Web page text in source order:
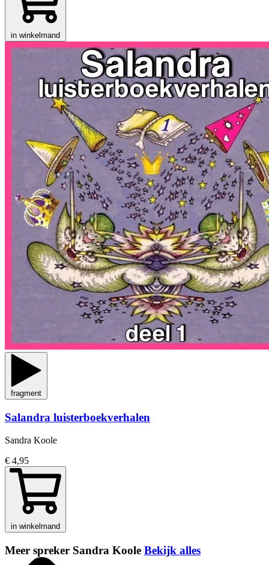
in winkelmand
fragment
Salandra luisterboekverhalen
Sandra Koole
€ 4,95
in winkelmand
Meer spreker Sandra Koole Bekijk alles